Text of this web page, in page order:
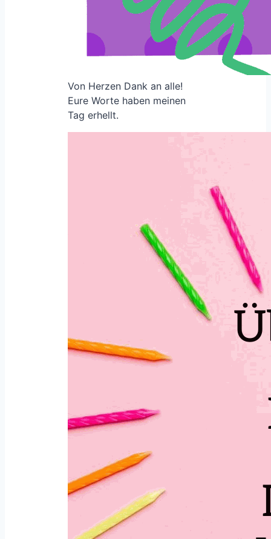
Von Herzen Dank an alle!
Eure Worte haben meinen
Tag erhellt.